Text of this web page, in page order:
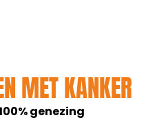
MET KANKER
genezing